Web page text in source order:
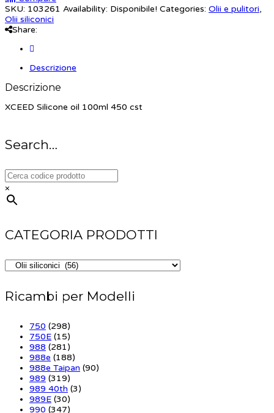
SKU: 103261 Availability: Disponibile! Categories: Olii e pulitori,
Olii siliconici
Share:
Descrizione
Descrizione
XCEED Silicone oil 100ml 450 cst
Search…
×
CATEGORIA PRODOTTI
Ricambi per Modelli
750 (298)
750E (15)
988 (281)
988e (188)
988e Taipan (90)
989 (319)
989 40th (3)
989E (30)
990 (347)